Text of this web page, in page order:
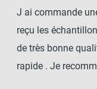
J ai commande
reçu les
de très bonne
rapide . Je